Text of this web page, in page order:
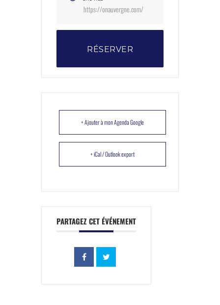
https://onauvergne.com/
RÉSERVER
+ Ajouter à mon Agenda Google
+ iCal / Outlook export
PARTAGEZ CET ÉVÉNEMENT